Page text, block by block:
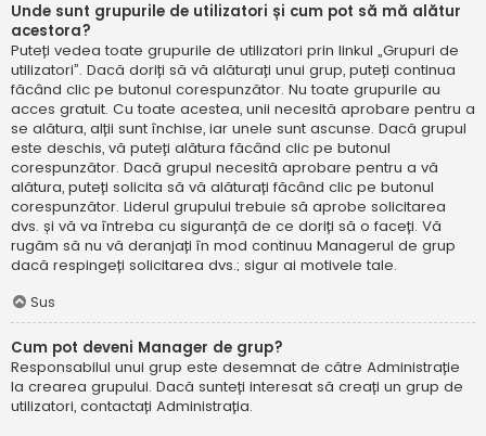
Unde sunt grupurile de utilizatori și cum pot să mă alătur
acestora?
Puteți vedea toate grupurile de utilizatori prin linkul „Grupuri de
utilizatori”. Dacă doriți să vă alăturați unui grup, puteți continua
făcând clic pe butonul corespunzător. Nu toate grupurile au
acces gratuit. Cu toate acestea, unii necesită aprobare pentru a
se alătura, alții sunt închise, iar unele sunt ascunse. Dacă grupul
este deschis, vă puteți alătura făcând clic pe butonul
corespunzător. Dacă grupul necesită aprobare pentru a vă
alătura, puteți solicita să vă alăturați făcând clic pe butonul
corespunzător. Liderul grupului trebuie să aprobe solicitarea
dvs. și vă va întreba cu siguranță de ce doriți să o faceți. Vă
rugăm să nu vă deranjați în mod continuu Managerul de grup
dacă respingeți solicitarea dvs.; sigur ai motivele tale.
Sus
Cum pot deveni Manager de grup?
Responsabilul unui grup este desemnat de către Administrație
la crearea grupului. Dacă sunteți interesat să creați un grup de
utilizatori, contactați Administrația.